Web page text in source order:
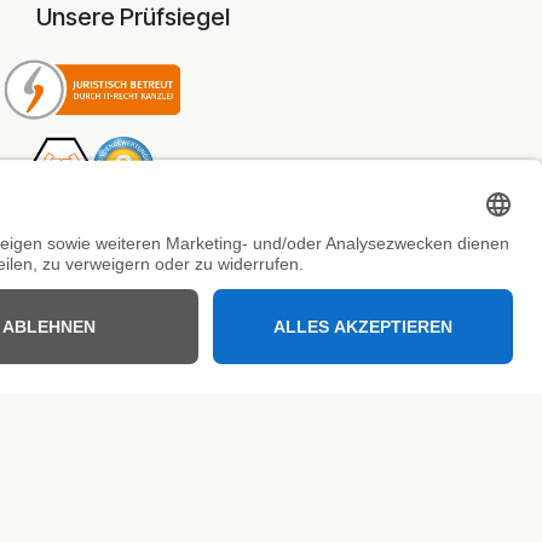
Unsere Prüfsiegel